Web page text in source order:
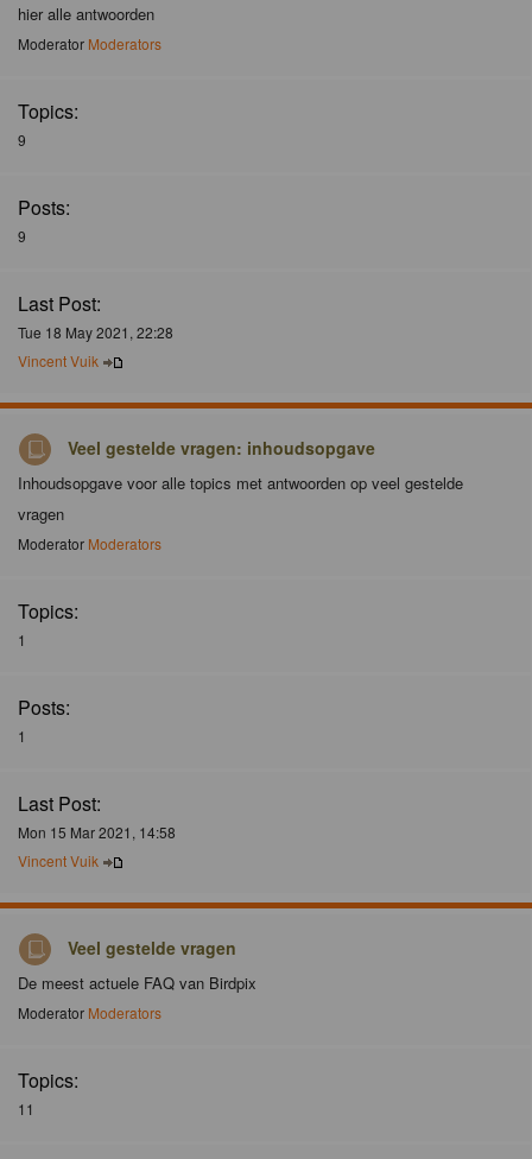
hier alle antwoorden
Moderator Moderators
Topics:
9
Posts:
9
Last Post:
Tue 18 May 2021, 22:28
Vincent Vuik
Veel gestelde vragen: inhoudsopgave
Inhoudsopgave voor alle topics met antwoorden op veel gestelde
vragen
Moderator Moderators
Topics:
1
Posts:
1
Last Post:
Mon 15 Mar 2021, 14:58
Vincent Vuik
Veel gestelde vragen
De meest actuele FAQ van Birdpix
Moderator Moderators
Topics:
11